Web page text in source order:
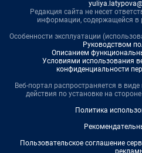
Редакция сайта не несет
информации, содержащейся в
Особенности эксплуатации
Руководством
Описанием
Условиями использования
конфиденциальности
Веб-портал распространяется в
действия по установке на
Политика
Пользовательское соглашение